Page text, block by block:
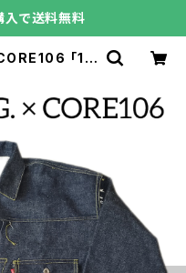
で送料無料
「10